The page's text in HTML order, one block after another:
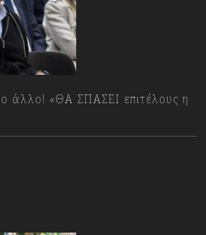
«ΘΑ ΣΠΑΣΕΙ επιτέλους η